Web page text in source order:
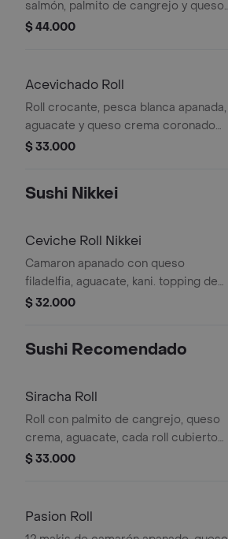
salmón, palmito de cangrejo y queso
crema coronado con pasta dinamita.
$ 44.000
Acevichado Roll
Roll crocante, pesca blanca apanada,
aguacate y queso crema coronado
con ceviche de camarón en salsa de
$ 33.000
Sushi Nikkei
Ceviche Roll Nikkei
Camaron apanado con queso
filadelfia, aguacate, kani. topping de
pesca blanca con palmito
$ 32.000
Sushi Recomendado
Siracha Roll
Roll con palmito de cangrejo, queso
crema, aguacate, cada roll cubierto
con un camarón apanado y bañado en
$ 33.000
Pasion Roll